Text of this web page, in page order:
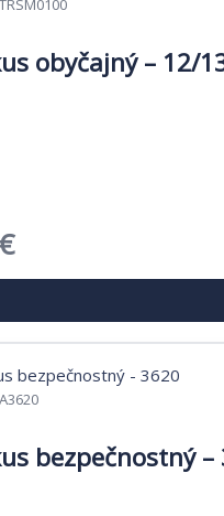
TRSM0100
obyčajný – 12/
€Aktuálna
cena
je:
0,92 €.
A3620
bezpečnostný –